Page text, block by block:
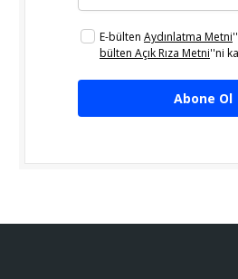
E-bülten Aydınlatma Metni
bülten Açık Rıza Metni''ni
Abone Ol